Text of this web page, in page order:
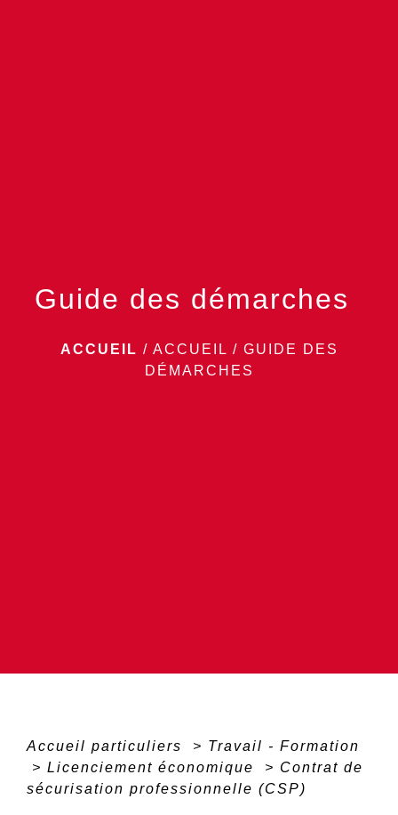
Guide des démarches
ACCUEIL / ACCUEIL / GUIDE DES
DÉMARCHES
Accueil particuliers > Travail - Formation
> Licenciement économique > Contrat de
sécurisation professionnelle (CSP)